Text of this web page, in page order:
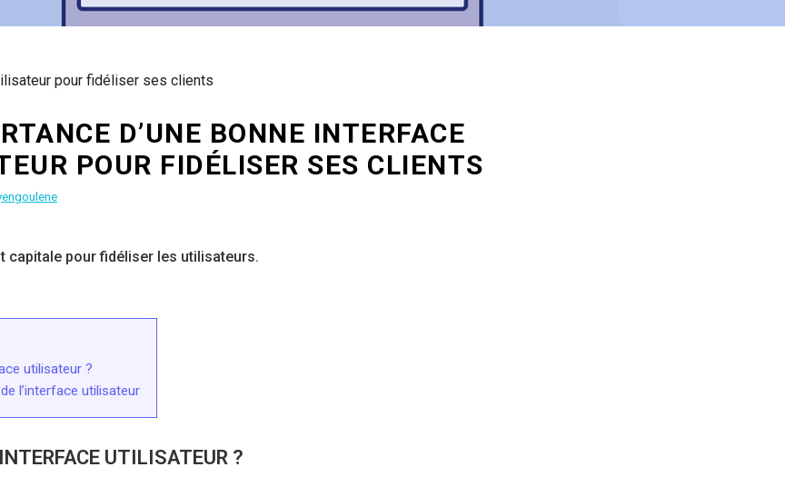
pour fidéliser ses clients
D’UNE BONNE INTERFACE
POUR FIDÉLISER SES CLIENTS
capitale pour fidéliser les utilisateurs.
utilisateur ?
l’interface utilisateur
UTILISATEUR ?